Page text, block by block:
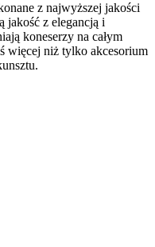
z najwyższej jakości
jakość z elegancją i
koneserzy na całym
więcej niż tylko akcesorium